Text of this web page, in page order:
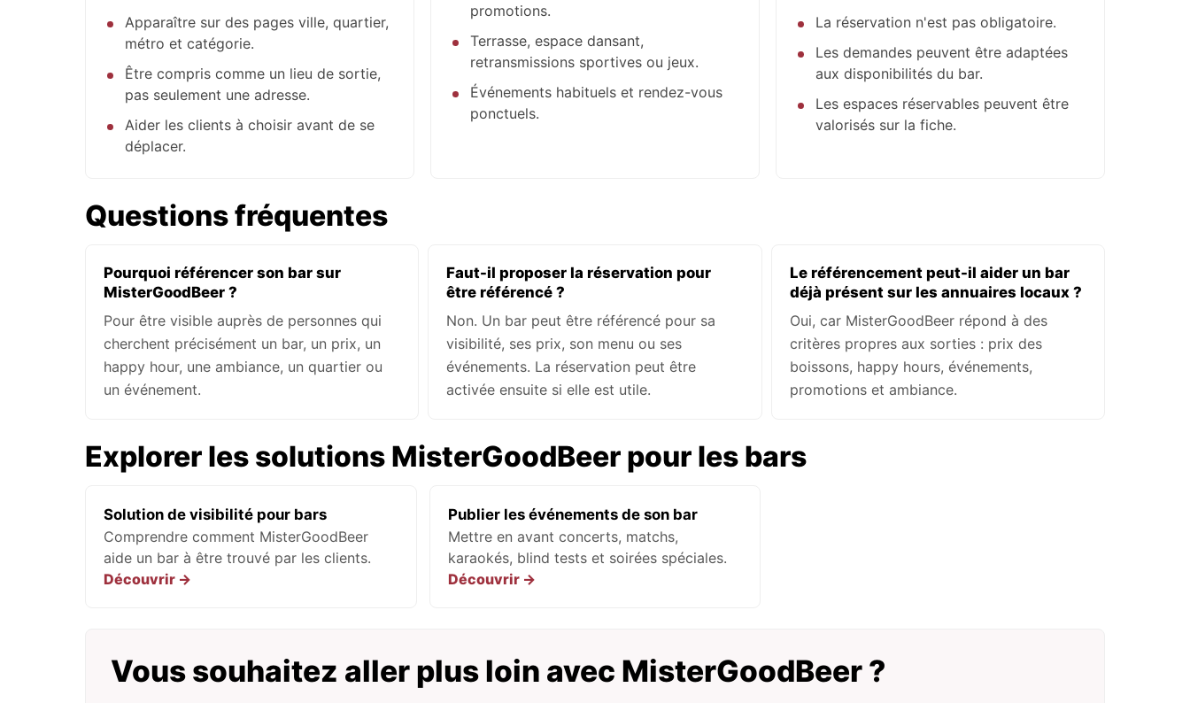
Apparaître sur des pages ville, quartier,
métro et catégorie.
Être compris comme un lieu de sortie,
pas seulement une adresse.
Aider les clients à choisir avant de se
déplacer.
promotions.
Terrasse, espace dansant,
retransmissions sportives ou jeux.
Événements habituels et rendez-vous
ponctuels.
La réservation n'est pas obligatoire.
Les demandes peuvent être adaptées
aux disponibilités du bar.
Les espaces réservables peuvent être
valorisés sur la fiche.
Questions fréquentes
Pourquoi référencer son bar sur
MisterGoodBeer ?
Pour être visible auprès de personnes qui
cherchent précisément un bar, un prix, un
happy hour, une ambiance, un quartier ou
un événement.
Faut-il proposer la réservation pour
être référencé ?
Non. Un bar peut être référencé pour sa
visibilité, ses prix, son menu ou ses
événements. La réservation peut être
activée ensuite si elle est utile.
Le référencement peut-il aider un bar
déjà présent sur les annuaires locaux ?
Oui, car MisterGoodBeer répond à des
critères propres aux sorties : prix des
boissons, happy hours, événements,
promotions et ambiance.
Explorer les solutions MisterGoodBeer pour les bars
Solution de visibilité pour bars
Comprendre comment MisterGoodBeer
aide un bar à être trouvé par les clients.
Publier les événements de son bar
Mettre en avant concerts, matchs,
karaokés, blind tests et soirées spéciales.
Vous souhaitez aller plus loin avec MisterGoodBeer ?